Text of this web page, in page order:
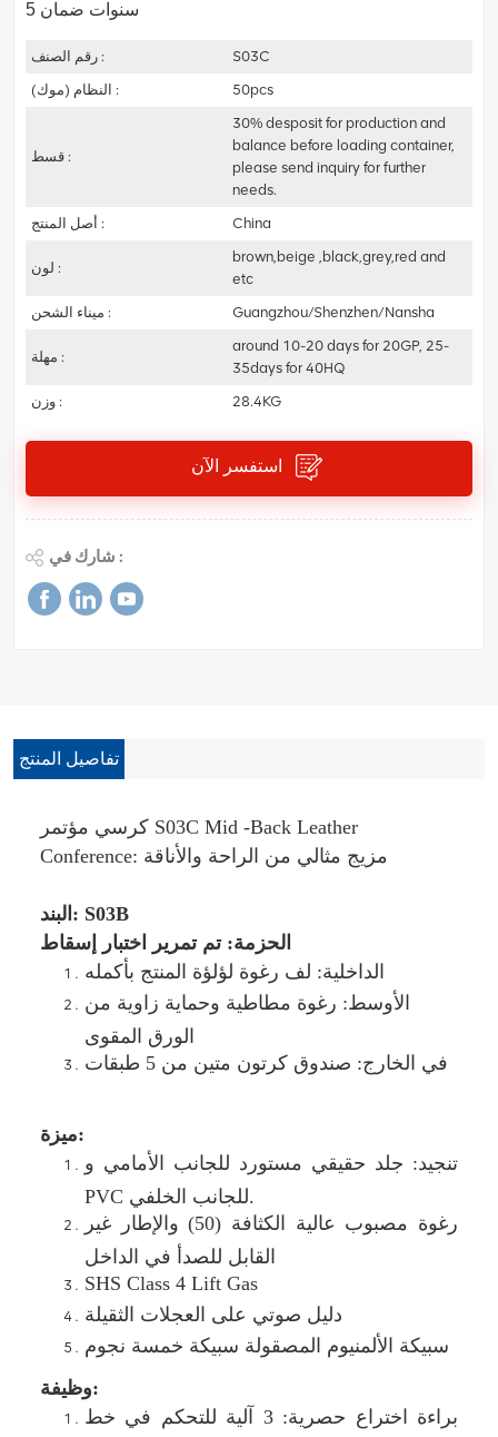
5 سنوات ضمان
رقم الصنف :
S03C
النظام (موك) :
50pcs
قسط :
30% desposit for production and
balance before loading container,
please send inquiry for further
needs.
أصل المنتج :
China
لون :
brown,beige ,black,grey,red and
etc
ميناء الشحن :
Guangzhou/Shenzhen/Nansha
مهلة :
around 10-20 days for 20GP, 25-
35days for 40HQ
وزن :
28.4KG
شارك في :
تفاصيل المنتج
كرسي مؤتمر S03C Mid -Back Leather
Conference: مزيج مثالي من الراحة والأناقة
البند: S03B
الحزمة: تم تمرير اختبار إسقاط
الداخلية: لف رغوة لؤلؤة المنتج بأكمله
الأوسط: رغوة مطاطية وحماية زاوية من
الورق المقوى
في الخارج: صندوق كرتون متين من 5 طبقات
ميزة:
تنجيد: جلد حقيقي مستورد للجانب الأمامي و
رغوة مصبوب عالية الكثافة (50) والإطار غير
القابل للصدأ في الداخل
SHS Class 4 Lift Gas
دليل صوتي على العجلات الثقيلة
سبيكة الألمنيوم المصقولة سبيكة خمسة نجوم
وظيفة:
براءة اختراع حصرية: 3 آلية للتحكم في خط